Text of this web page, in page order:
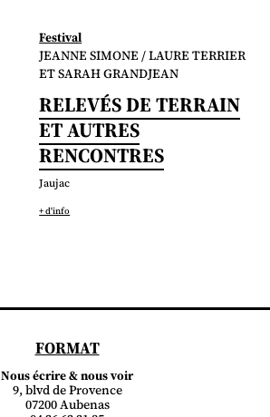
Festival
JEANNE SIMONE / LAURE TERRIER
ET SARAH GRANDJEAN
RELEVÉS DE TERRAIN
ET AUTRES
RENCONTRES
Jaujac
+ d'info
FORMAT
Nous écrire & nous voir
9, blvd de Provence
07200 Aubenas